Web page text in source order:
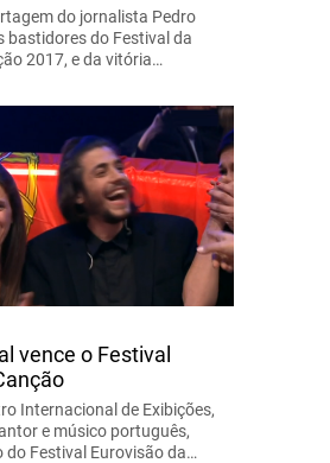
do jornalista Pedro
bastidores do Festival da
2017, e da vitória…
vence o Festival
Internacional de Exibições,
e músico português,
do Festival Eurovisão da…